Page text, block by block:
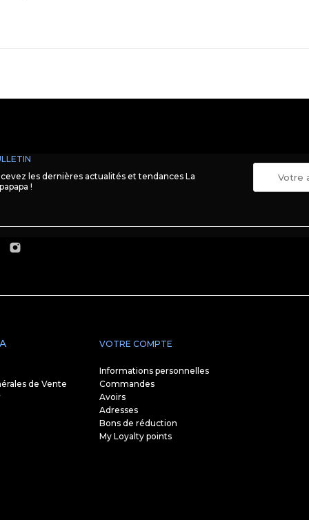
les dernières actualités et tendances La
!
de Vente
VOTRE COMPTE
Informations personnelles
Commandes
Avoirs
Adresses
Bons de réduction
My Loyalty points